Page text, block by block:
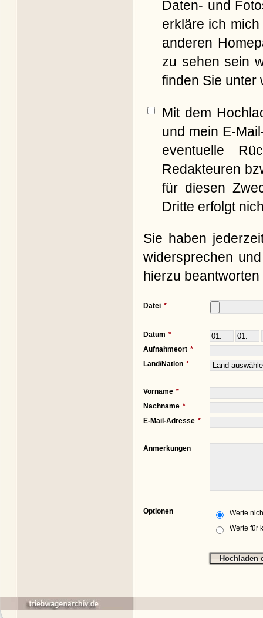
Daten- und
erkläre ich
anderen
zu sehen sein
finden Sie unter
Mit dem
und mein E-
eventuelle
Redakteuren
für diesen
Dritte erfolgt
Sie haben
widersprechen
hierzu
Datei
Datum
Aufnahmeort
Land/Nation
Vorname
Nachname
E-Mail-Adresse
Anmerkungen
Optionen
Werte
Werte für